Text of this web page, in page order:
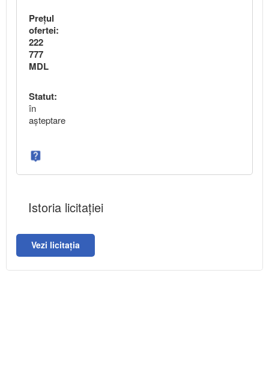
Preţul
ofertei:
222
777
MDL
Statut:
în
aşteptare
Istoria licitației
Vezi licitația